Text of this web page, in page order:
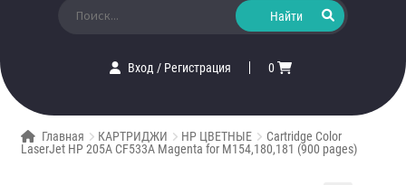
Вход/ Регистрация 0
Главная КАРТРИДЖИ HP ЦВЕТНЫЕ
Cartridge Color
LaserJet HP 205A CF533A Magenta for M154,180,181 (900 pages)